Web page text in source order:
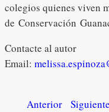
colegios quienes viven
de Conservación
Contacte al autor
Email:
Anterior Siguiente